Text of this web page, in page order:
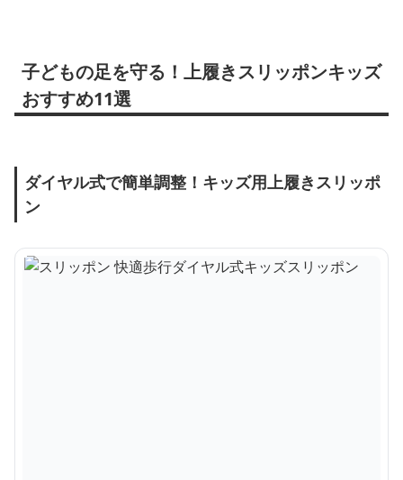
子どもの足を守る！上履きスリッポンキッズ
おすすめ11選
ダイヤル式で簡単調整！キッズ用上履きスリッポ
ン